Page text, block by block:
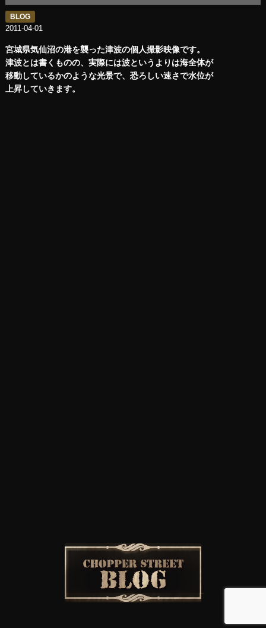
BLOG
2011-04-01
宮城県気仙沼の港を襲った津波の個人撮影映像です。
津波とは書くものの、実際には波というよりは海全体が
移動しているかのような光景で、恐ろしい速さで水位が
上昇していきます。